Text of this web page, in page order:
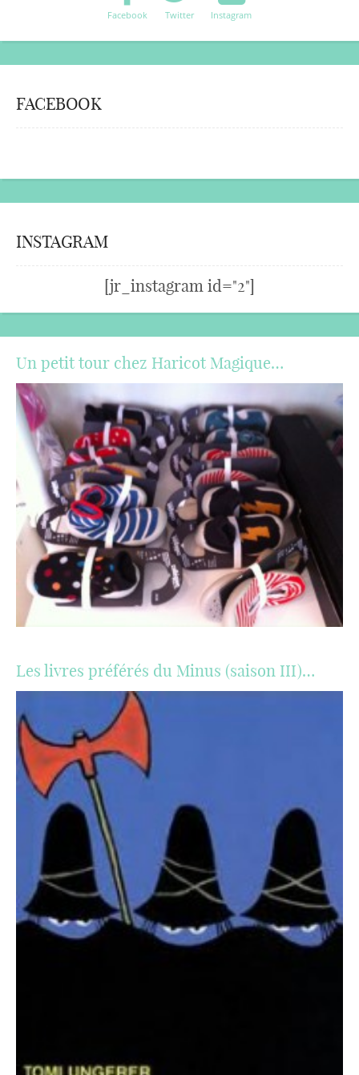
Facebook Twitter Instagram
FACEBOOK
INSTAGRAM
[jr_instagram id="2"]
Un petit tour chez Haricot Magique…
Les livres préférés du Minus (saison III)…